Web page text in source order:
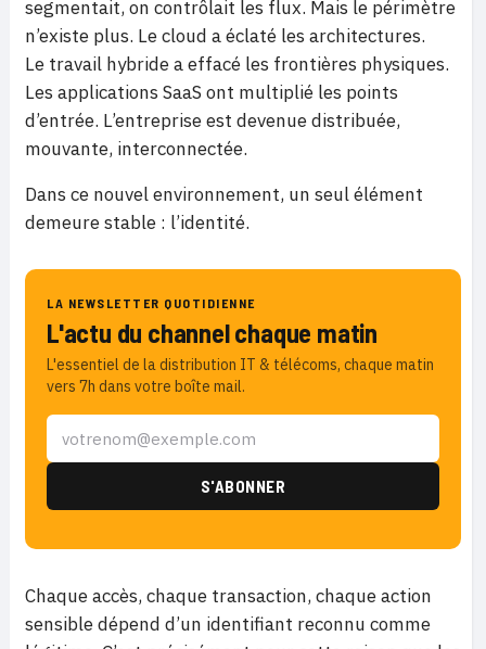
segmentait, on contrôlait les flux. Mais le périmètre
n’existe plus. Le cloud a éclaté les architectures.
Le travail hybride a effacé les frontières physiques.
Les applications SaaS ont multiplié les points
d’entrée. L’entreprise est devenue distribuée,
mouvante, interconnectée.
Dans ce nouvel environnement, un seul élément
demeure stable : l’identité.
LA NEWSLETTER QUOTIDIENNE
L'actu du channel chaque matin
L'essentiel de la distribution IT & télécoms, chaque matin
vers 7h dans votre boîte mail.
Chaque accès, chaque transaction, chaque action
sensible dépend d’un identifiant reconnu comme